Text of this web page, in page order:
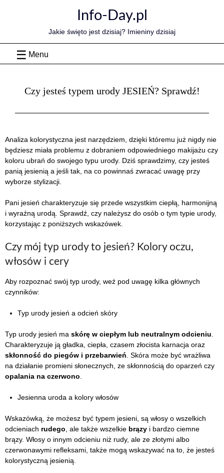
Info-Day.pl
Jakie święto jest dzisiaj? Imieniny dzisiaj
Menu
Czy jesteś typem urody JESIEŃ? Sprawdź!
Analiza kolorystyczna jest narzędziem, dzięki któremu już nigdy nie
będziesz miała problemu z dobraniem odpowiedniego makijażu czy
koloru ubrań do swojego typu urody. Dziś sprawdzimy, czy jesteś
panią jesienią a jeśli tak, na co powinnaś zwracać uwagę przy
wyborze stylizacji.
Pani jesień charakteryzuje się przede wszystkim ciepłą, harmonijną
i wyraźną urodą. Sprawdź, czy należysz do osób o tym typie urody,
korzystając z poniższych wskazówek.
Czy mój typ urody to jesień? Kolory oczu,
włosów i cery
Aby rozpoznać swój typ urody, weź pod uwagę kilka głównych
czynników:
Typ urody jesień a odcień skóry
Typ urody jesień ma skórę w ciepłym lub neutralnym odcieniu
Charakteryzuje ją gładka, ciepła, czasem złocista karnacja oraz
skłonność do piegów i przebarwień . Skóra może być wrażliwa
na działanie promieni słonecznych, ze skłonnością do oparzeń czy
opalania na czerwono
Jesienna uroda a kolory włosów
Wskazówką, że możesz być typem jesieni, są włosy o wszelkich
odcieniach rudego , ale także wszelkie brązy i bardzo ciemne
brązy. Włosy o innym odcieniu niż rudy, ale ze złotymi albo
czerwonawymi refleksami, także mogą wskazywać na to, że jesteś
kolorystyczną jesienią.